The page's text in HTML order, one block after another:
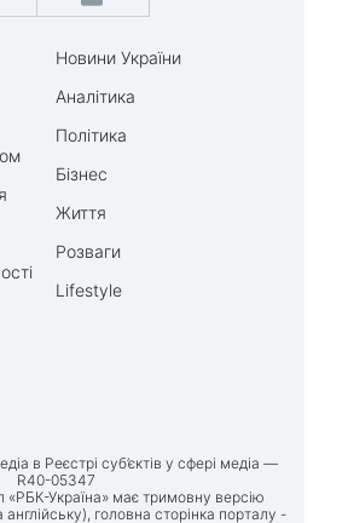
Новини України
Аналітика
Політика
Бізнес
Життя
Розваги
Lifestyle
в Реєстрі суб’єктів у сфері медіа —
R40-05347
«РБК-Україна» має тримовну версію
англійську), головна сторінка порталу -